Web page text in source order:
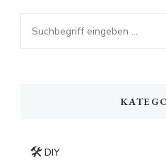
Looking
for
🛠️ DIY